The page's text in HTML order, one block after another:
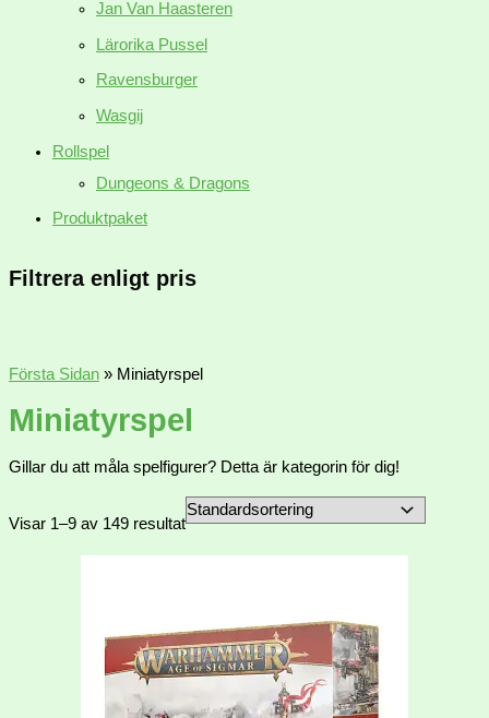
Jan Van Haasteren
Lärorika Pussel
Ravensburger
Wasgij
Rollspel
Dungeons & Dragons
Produktpaket
Filtrera enligt pris
Första Sidan » Miniatyrspel
Miniatyrspel
Gillar du att måla spelfigurer? Detta är kategorin för dig!
Visar 1–9 av 149 resultat